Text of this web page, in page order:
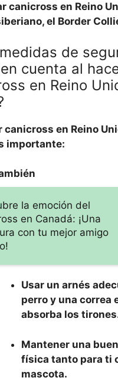
canicross en Reino
el Border
de
cuenta al
en Reino
canicross en Reino
importante:
la emoción del
en Canadá: ¡Una
con tu mejor amigo
Usar un arnés
perro y una correa
absorba los
Mantener una
física tanto para ti
mascota.